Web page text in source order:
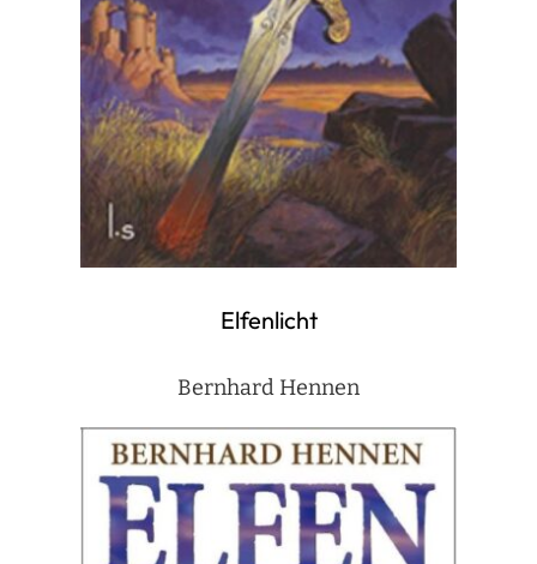
Elfenlicht
Bernhard Hennen